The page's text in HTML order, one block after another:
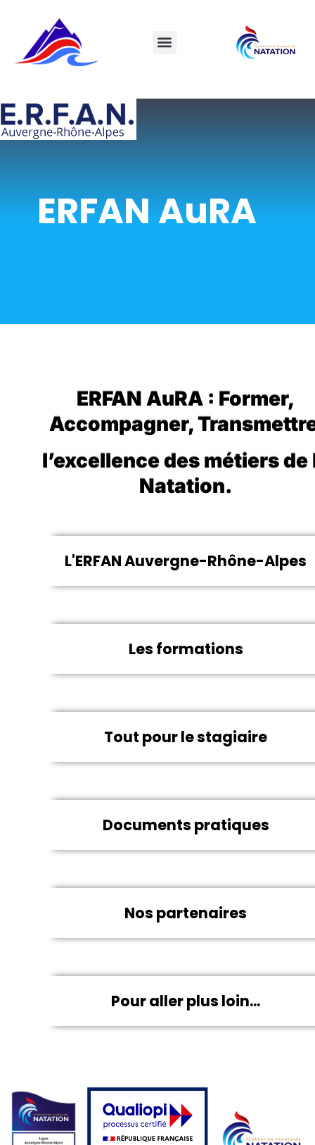
ERFAN AuRA
ERFAN AuRA : Former,
Accompagner,
l’excellence des métiers de
Natation.
L'ERFAN Auvergne-Rhône-Alpes
Les formations
Tout pour le stagiaire
Documents pratiques
Nos partenaires
Pour aller plus loin...